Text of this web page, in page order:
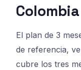
Colombia
El plan de 3
de referencia,
cubre los tres